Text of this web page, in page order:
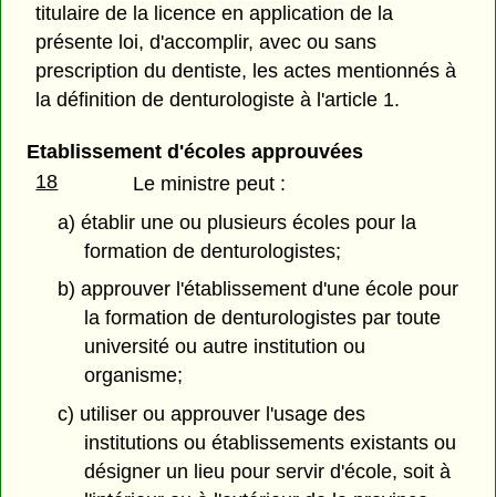
titulaire de la licence en application de la
présente loi, d'accomplir, avec ou sans
prescription du dentiste, les actes mentionnés à
la définition de denturologiste à l'article 1.
Etablissement d'écoles approuvées
18
Le ministre peut :
a) établir une ou plusieurs écoles pour la
formation de denturologistes;
b) approuver l'établissement d'une école pour
la formation de denturologistes par toute
université ou autre institution ou
organisme;
c) utiliser ou approuver l'usage des
institutions ou établissements existants ou
désigner un lieu pour servir d'école, soit à